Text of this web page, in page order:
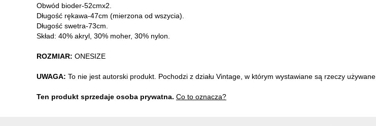
Obwód bioder-52cmx2.
Długość rękawa-47cm (mierzona od wszycia).
Długość swetra-73cm.
Skład: 40% akryl, 30% moher, 30% nylon.
ROZMIAR: ONESIZE
UWAGA: To nie jest autorski produkt. Pochodzi z działu Vintage, w którym wystawiane są rzeczy używane.
Ten produkt sprzedaje osoba prywatna. Co to oznacza?